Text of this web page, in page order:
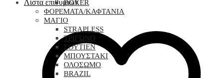
Λίστα επιθυμιών
BOXER
ΦΟΡΕΜΑΤΑ/ΚΑΦΤΑΝΙΑ
ΜΑΓΙΟ
STRAPLESS
ΤΡΙΓΩΝΟ
ΣΟΥΤΙΕΝ
ΜΠΟΥΣΤΑΚΙ
ΟΛΟΣΩΜΟ
BRAZIL